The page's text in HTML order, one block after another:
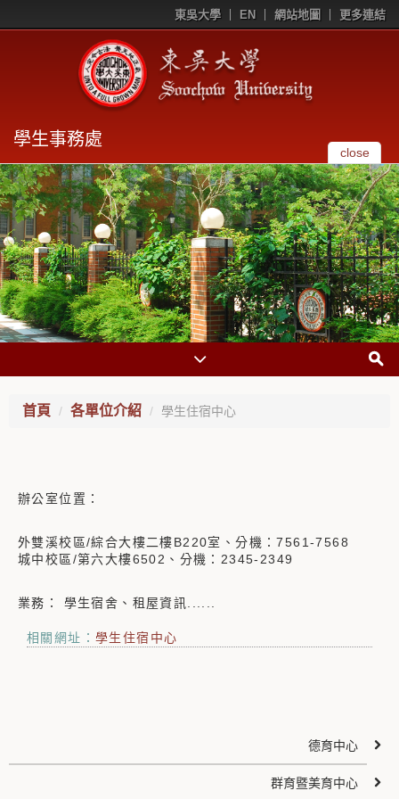
東吳大學 EN 網站地圖 更多連結
學生事務處
close
首頁 各單位介紹 學生住宿中心
辦公室位置：
外雙溪校區/綜合大樓二樓B220室、分機：7561-7568
城中校區/第六大樓6502、分機：2345-2349
業務： 學生宿舍、租屋資訊......
相關網址： 學生住宿中心
德育中心
群育暨美育中心